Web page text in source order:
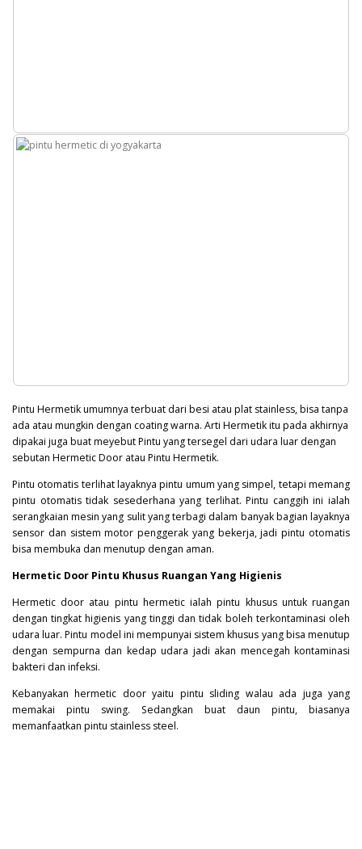
Pintu Hermetik umumnya terbuat dari besi atau plat stainless, bisa tanpa
ada atau mungkin dengan coating warna. Arti Hermetik itu pada akhirnya
dipakai juga buat meyebut Pintu yang tersegel dari udara luar dengan
sebutan Hermetic Door atau Pintu Hermetik.
Pintu otomatis terlihat layaknya pintu umum yang simpel, tetapi memang
pintu otomatis tidak sesederhana yang terlihat. Pintu canggih ini ialah
serangkaian mesin yang sulit yang terbagi dalam banyak bagian layaknya
sensor dan sistem motor penggerak yang bekerja, jadi pintu otomatis
bisa membuka dan menutup dengan aman.
Hermetic Door Pintu Khusus Ruangan Yang Higienis
Hermetic door atau pintu hermetic ialah pintu khusus untuk ruangan
dengan tingkat higienis yang tinggi dan tidak boleh terkontaminasi oleh
udara luar. Pintu model ini mempunyai sistem khusus yang bisa menutup
dengan sempurna dan kedap udara jadi akan mencegah kontaminasi
bakteri dan infeksi.
Kebanyakan hermetic door yaitu pintu sliding walau ada juga yang
memakai pintu swing. Sedangkan buat daun pintu, biasanya
memanfaatkan pintu stainless steel.